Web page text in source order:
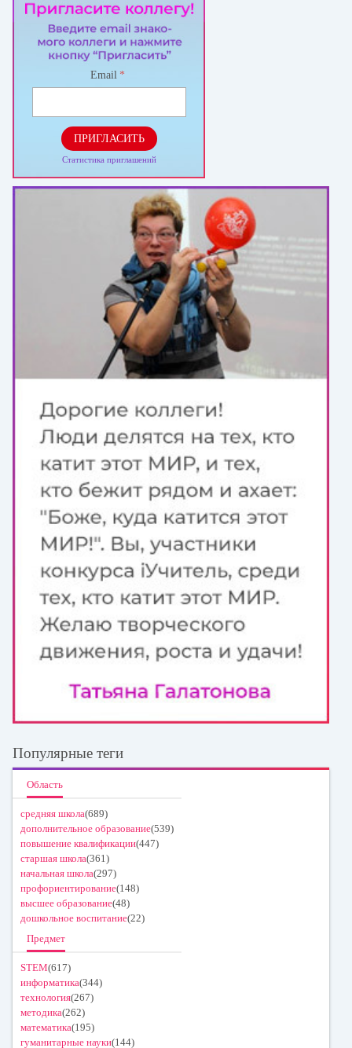
Email *
ПРИГЛАСИТЬ
Статистика приглашений
Популярные теги
Область
средняя школа(689)
дополнительное образование(539)
повышение квалификации(447)
старшая школа(361)
начальная школа(297)
профориентирование(148)
высшее образование(48)
дошкольное воспитание(22)
Предмет
STEM(617)
информатика(344)
технология(267)
методика(262)
математика(195)
гуманитарные науки(144)